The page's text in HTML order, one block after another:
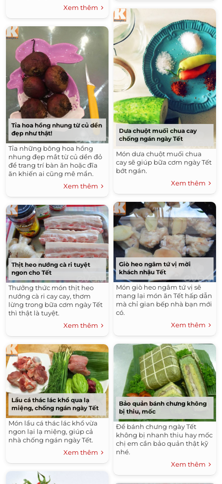
Xem thêm
Tỉa hoa hồng nhung từ củ dền
đẹp như thật!
Tỉa những bông hoa hồng
nhung đẹp mắt từ củ dền đỏ
để trang trí bàn ăn hoặc đĩa
ăn khiến ai cũng mê mẩn.
Xem thêm
Thịt heo nướng cà ri tuyệt
ngon cho Tết
Thưởng thức món thịt heo
nướng cà ri cay cay, thơm
lừng trong bữa cơm ngày Tết
thì thật là tuyệt.
Xem thêm
Lẩu cá thác lác khổ qua lạ
miệng, chống ngán ngày Tết
Món lẩu cá thác lác khổ vừa
ngon lại lạ miệng, giúp cả
nhà chống ngán ngày Tết.
Xem thêm
Dưa chuột muối chua cay
chống ngán ngày Tết
Món dưa chuột muối chua
cay sẽ giúp bữa cơm ngày Tết
bớt ngán.
Xem thêm
Giò heo ngâm tứ vị mời
khách nhậu Tết
Món giò heo ngâm tứ vị sẽ
mang lại món ăn Tết hấp dẫn
mà chỉ gian bếp nhà bạn mới
có.
Xem thêm
Bảo quản bánh chưng không
bị thiu, mốc
Để bánh chưng ngày Tết
không bị nhanh thiu hay mốc
chị em cần bảo quản thật kỹ
nhé.
Xem thêm